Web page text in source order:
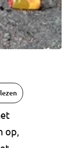
op,